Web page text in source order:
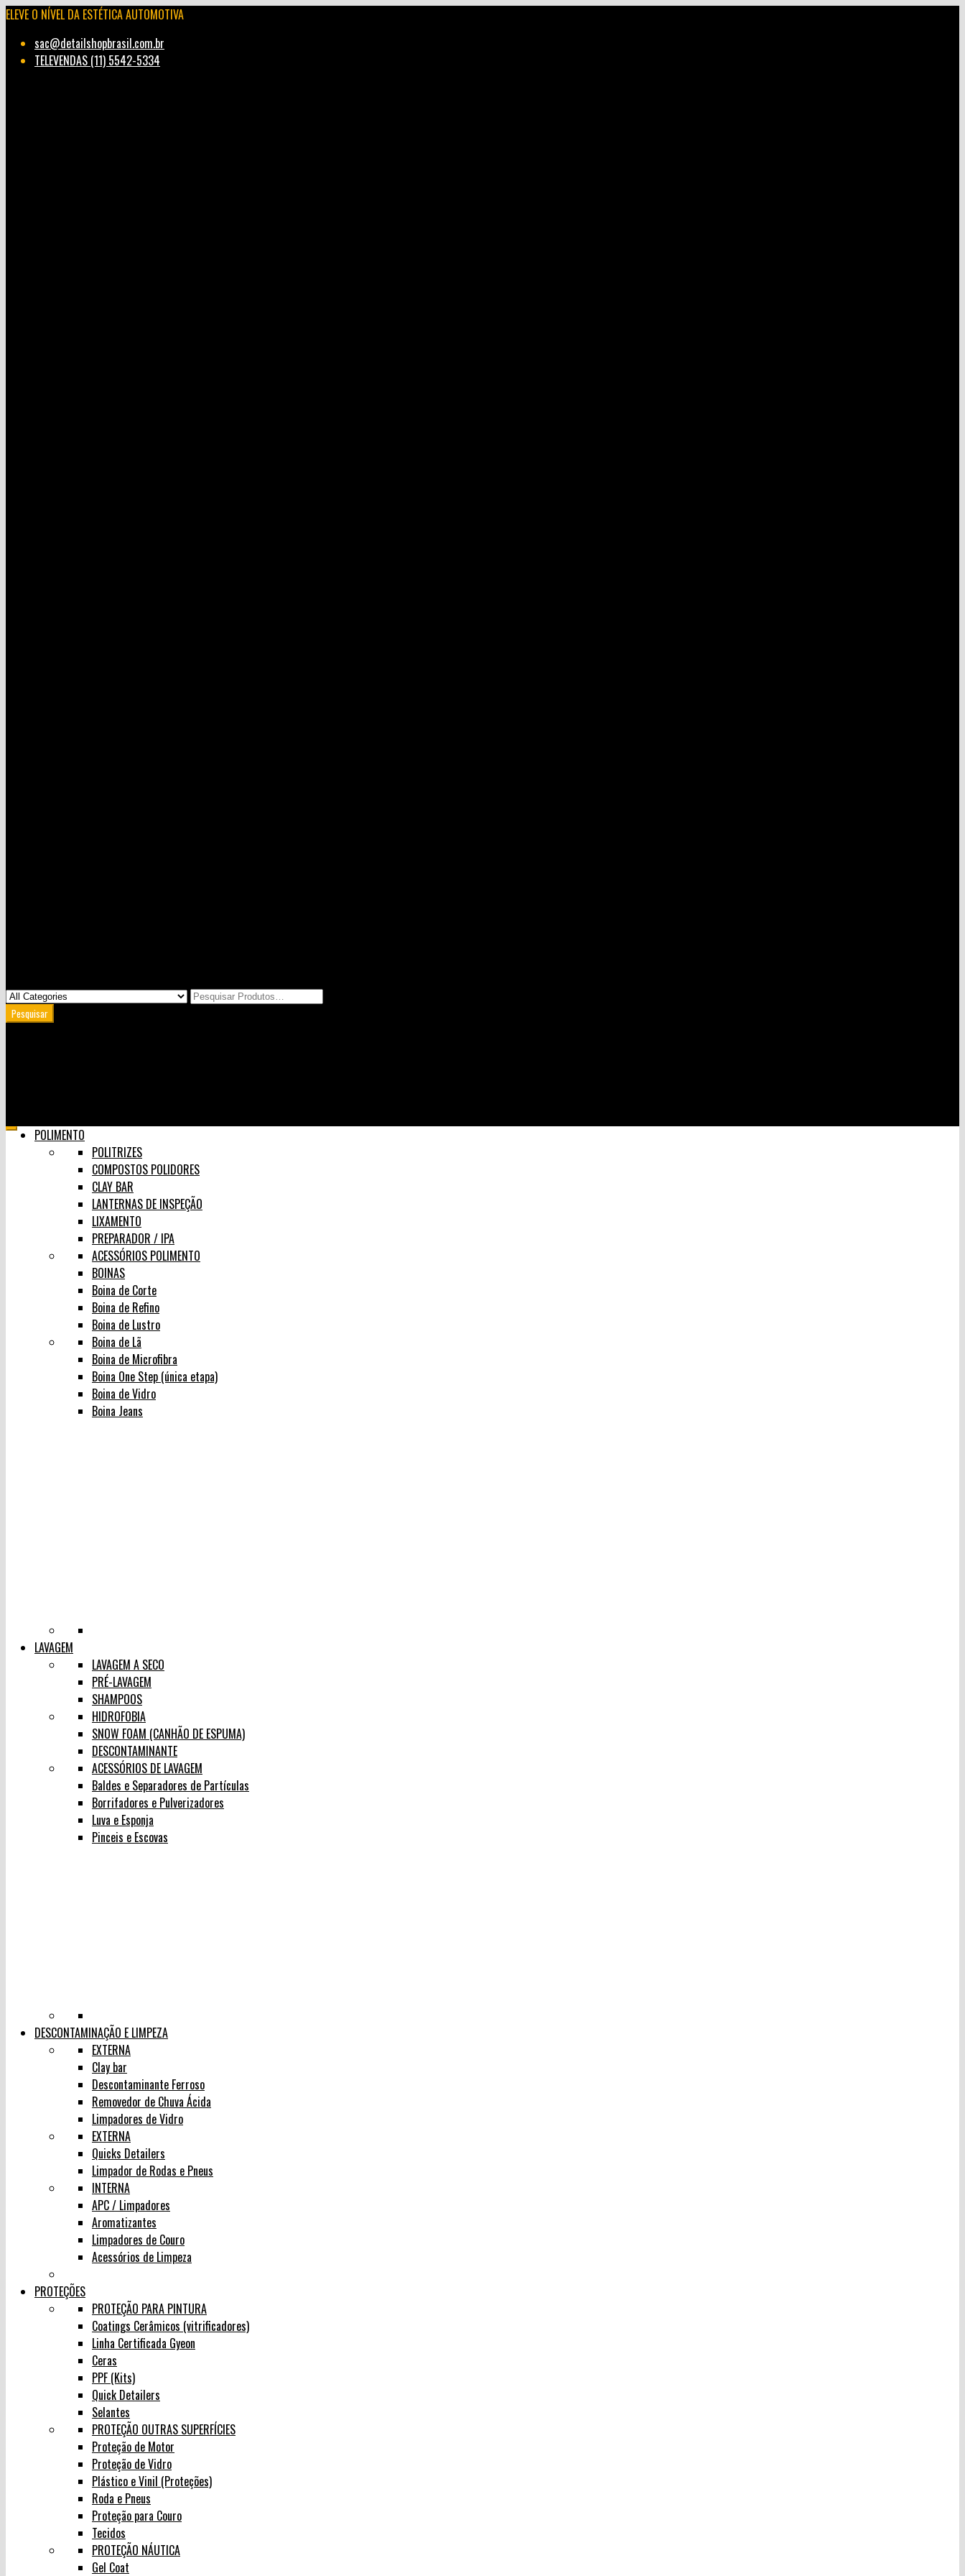
ELEVE O NÍVEL DA ESTÉTICA AUTOMOTIVA
sac@detailshopbrasil.com.br
TELEVENDAS (11) 5542-5334
Skip
POLIMENTO
POLITRIZES
COMPOSTOS POLIDORES
CLAY BAR
LANTERNAS DE INSPEÇÃO
LIXAMENTO
PREPARADOR / IPA
ACESSÓRIOS POLIMENTO
BOINAS
Boina de Corte
Boina de Refino
Boina de Lustro
Boina de Lã
Boina de Microfibra
Boina One Step (única etapa)
Boina de Vidro
Boina Jeans
LAVAGEM
LAVAGEM A SECO
PRÉ-LAVAGEM
SHAMPOOS
HIDROFOBIA
SNOW FOAM (CANHÃO DE ESPUMA)
DESCONTAMINANTE
ACESSÓRIOS DE LAVAGEM
Baldes e Separadores de Partículas
Borrifadores e Pulverizadores
Luva e Esponja
Pinceis e Escovas
DESCONTAMINAÇÃO E LIMPEZA
EXTERNA
Clay bar
Descontaminante Ferroso
Removedor de Chuva Ácida
Limpadores de Vidro
EXTERNA
Quicks Detailers
Limpador de Rodas e Pneus
INTERNA
APC / Limpadores
Aromatizantes
Limpadores de Couro
Acessórios de Limpeza
PROTEÇÕES
PROTEÇÃO PARA PINTURA
Coatings Cerâmicos (vitrificadores)
Linha Certificada Gyeon
Ceras
PPF (Kits)
Quick Detailers
Selantes
PROTEÇÃO OUTRAS SUPERFÍCIES
Proteção de Motor
Proteção de Vidro
Plástico e Vinil (Proteções)
Roda e Pneus
Proteção para Couro
Tecidos
PROTEÇÃO NÁUTICA
Gel Coat